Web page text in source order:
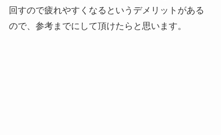
回すので疲れやすくなるというデメリットがある
ので、参考までにして頂けたらと思います。